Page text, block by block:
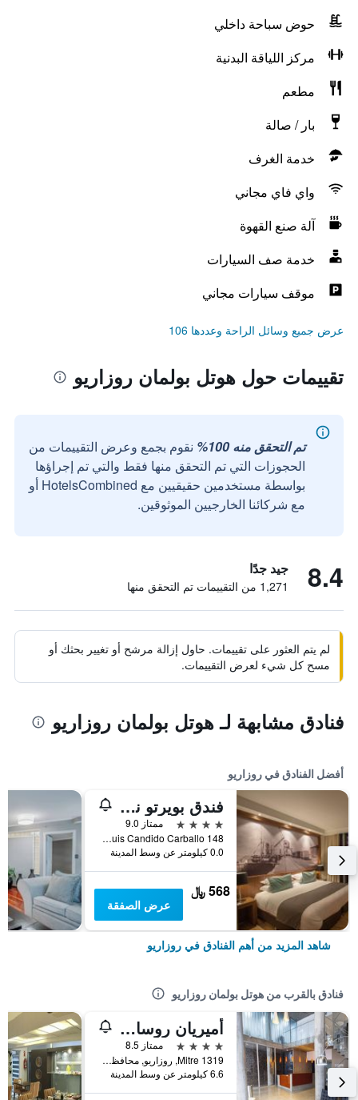
حوض سباحة داخلي
مركز اللياقة البدنية
مطعم
بار / صالة
خدمة الغرف
واي فاي مجاني
آلة صنع القهوة
خدمة صف السيارات
موقف سيارات مجاني
عرض جميع وسائل الراحة وعددها 106
تقييمات حول هوتل بولمان روزاريو
تم التحقق منه 100%
نقوم بجمع وعرض التقييمات من
الحجوزات التي تم التحقق منها فقط والتي تم إجراؤها
بواسطة مستخدمين حقيقيين مع HotelsCombined أو
مع شركائنا الخارجيين الموثوقين.
8.4 جيد جدًا
1,271 من التقييمات تم التحقق منها
لم يتم العثور على تقييمات. حاول إزالة مرشح أو تغيير بحثك أو
مسح كل شيء لعرض التقييمات.
فنادق مشابهة لـ هوتل بولمان روزاريو
أفضل الفنادق في روزاريو
فندق بويرتو نورتي ديزاني
4 نجوم
ممتاز 9.0
Av Luis Candido Carballo 148, روزاريو, محافظة سانتا في, الأرجنتين
0.0 كيلومتر عن وسط المدينة
568 ﷼
عرض الصفقة
شاهد المزيد من أهم الفنادق في روزاريو
فنادق بالقرب من هوتل بولمان روزاريو
أميريان روساريو
4 نجوم
ممتاز 8.5
Mitre 1319, روزاريو, محافظة سانتا في, الأرجنتين
6.6 كيلومتر عن وسط المدينة